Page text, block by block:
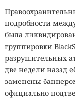
подробности
была
группировки
разрушительных
две недели назад
заменены
официально